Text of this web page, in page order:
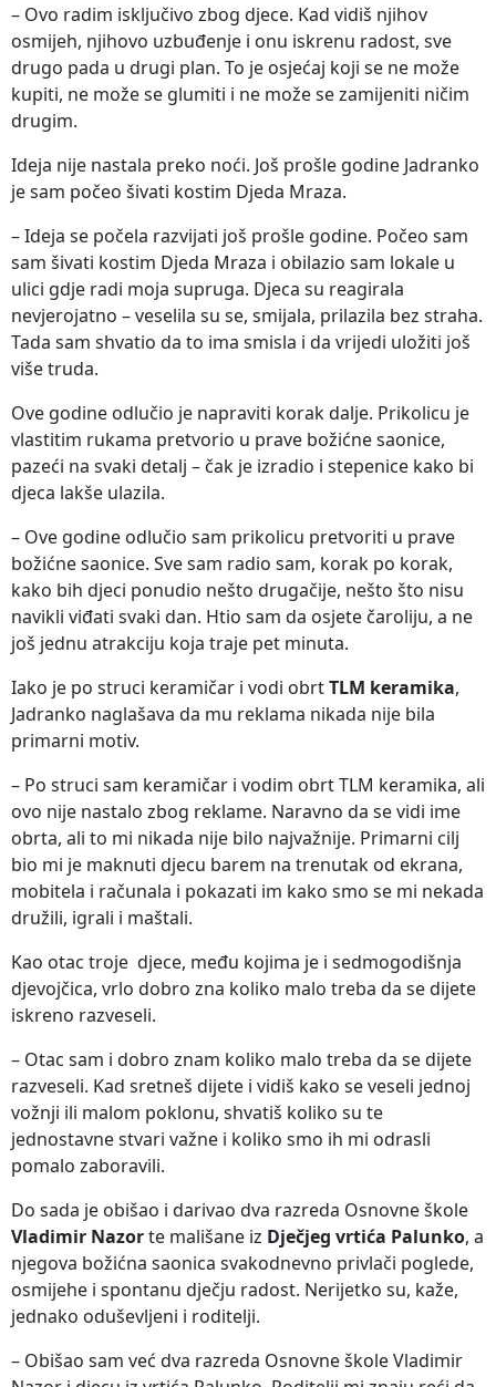
– Ovo radim isključivo zbog djece. Kad vidiš njihov
osmijeh, njihovo uzbuđenje i onu iskrenu radost, sve
drugo pada u drugi plan. To je osjećaj koji se ne može
kupiti, ne može se glumiti i ne može se zamijeniti ničim
drugim.
Ideja nije nastala preko noći. Još prošle godine Jadranko
je sam počeo šivati kostim Djeda Mraza.
– Ideja se počela razvijati još prošle godine. Počeo sam
sam šivati kostim Djeda Mraza i obilazio sam lokale u
ulici gdje radi moja supruga. Djeca su reagirala
nevjerojatno – veselila su se, smijala, prilazila bez straha.
Tada sam shvatio da to ima smisla i da vrijedi uložiti još
više truda.
Ove godine odlučio je napraviti korak dalje. Prikolicu je
vlastitim rukama pretvorio u prave božićne saonice,
pazeći na svaki detalj – čak je izradio i stepenice kako bi
djeca lakše ulazila.
– Ove godine odlučio sam prikolicu pretvoriti u prave
božićne saonice. Sve sam radio sam, korak po korak,
kako bih djeci ponudio nešto drugačije, nešto što nisu
navikli viđati svaki dan. Htio sam da osjete čaroliju, a ne
još jednu atrakciju koja traje pet minuta.
Iako je po struci keramičar i vodi obrtTLM keramika,
Jadranko naglašava da mu reklama nikada nije bila
primarni motiv.
– Po struci sam keramičar i vodim obrt TLM keramika, ali
ovo nije nastalo zbog reklame. Naravno da se vidi ime
obrta, ali to mi nikada nije bilo najvažnije. Primarni cilj
bio mi je maknuti djecu barem na trenutak od ekrana,
mobitela i računala i pokazati im kako smo se mi nekada
družili, igrali i maštali.
Kao otac troje djece, među kojima je i sedmogodišnja
djevojčica, vrlo dobro zna koliko malo treba da se dijete
iskreno razveseli.
– Otac sam i dobro znam koliko malo treba da se dijete
razveseli. Kad sretneš dijete i vidiš kako se veseli jednoj
vožnji ili malom poklonu, shvatiš koliko su te
jednostavne stvari važne i koliko smo ih mi odrasli
pomalo zaboravili.
Do sada je obišao i darivao dva razreda Osnovne škole
Vladimir Nazorte mališane iz Dječjeg vrtića Palunko, a
njegova božićna saonica svakodnevno privlači poglede,
osmijehe i spontanu dječju radost. Nerijetko su, kaže,
jednako oduševljeni i roditelji.
– Obišao sam već dva razreda Osnovne škole Vladimir